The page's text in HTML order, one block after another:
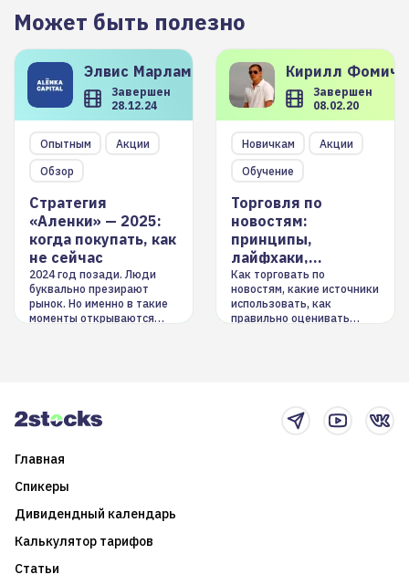
Может быть полезно
Элвис Марламов
Завершен
28.12.24
Опытным
Акции
Обзор
Стратегия
«Аленки» — 2025:
когда покупать, как
не сейчас
2024 год позади. Люди
буквально презирают
рынок. Но именно в такие
моменты открываются
Кирилл
Завершен
08.02.20
Новичкам
Акции
Обучение
Торговля по
новостям:
принципы,
лайфхаки,
инструменты
Как торговать по
новостям, какие источники
использовать, как
правильно оценивать
Главная
Спикеры
Дивидендный календарь
Калькулятор тарифов
Статьи